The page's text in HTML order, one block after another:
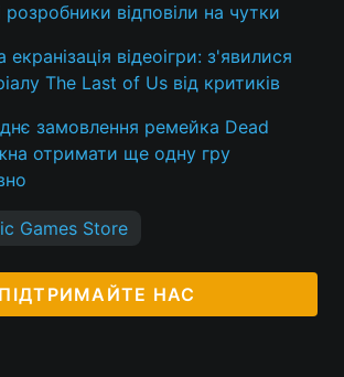
розробники відповіли на чутки
відеоігри: з'явилися
The Last of Us від критиків
замовлення ремейка Dead
отримати ще одну гру
Games Store
ПІДТРИМАЙТЕ НАС